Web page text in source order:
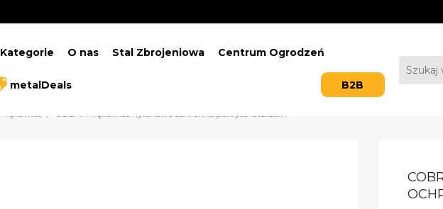
Kategorie O nas Stal Zbrojeniowa Centrum Ogrodzeń
metalDeals B2B